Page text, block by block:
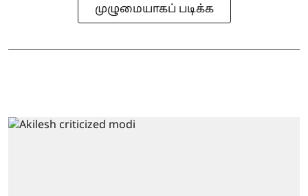
முழுமையாகப் படிக்க